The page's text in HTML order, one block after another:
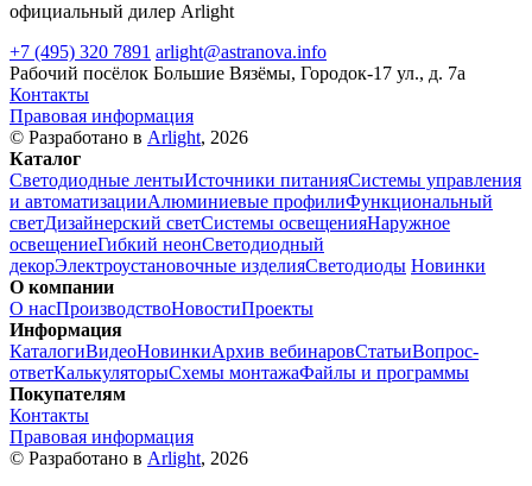
официальный дилер Arlight
+7 (495) 320 7891 arlight@astranova.info
Рабочий посёлок Большие Вязёмы, Городок-17 ул., д. 7а
Контакты
Правовая информация
© Разработано в Arlight, 2026
Каталог
Светодиодные лентыИсточники питанияСистемы управления
и автоматизацииАлюминиевые профилиФункциональный
светДизайнерский светСистемы освещенияНаружное
освещениеГибкий неонСветодиодный
декорЭлектроустановочные изделияСветодиоды Новинки
О компании
О насПроизводствоНовостиПроекты
Информация
КаталогиВидеоНовинкиАрхив вебинаровСтатьиВопрос-
ответКалькуляторыСхемы монтажаФайлы и программы
Покупателям
Контакты
Правовая информация
© Разработано в Arlight, 2026